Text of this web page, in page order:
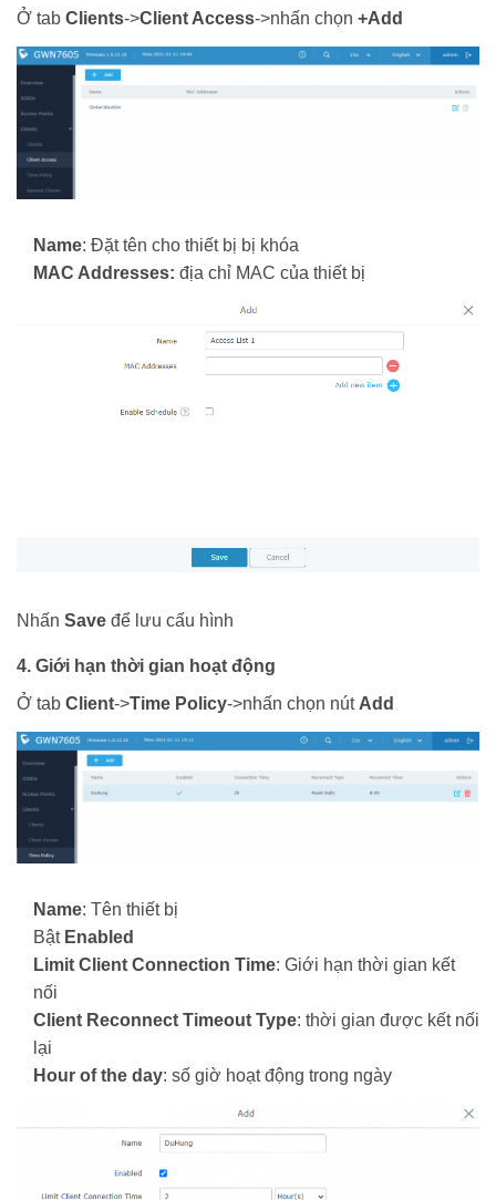
Ở tab Clients->Client Access->nhấn chọn +Add
Name: Đặt tên cho thiết bị bị khóa
MAC Addresses: địa chỉ MAC của thiết bị
Nhấn Save để lưu cấu hình
4. Giới hạn thời gian hoạt động
Ở tab Client->Time Policy->nhấn chọn nút Add
Name: Tên thiết bị
Bật Enabled
Limit Client Connection Time: Giới hạn thời gian kết
nối
Client Reconnect Timeout Type: thời gian được kết nối
lại
Hour of the day: số giờ hoạt động trong ngày